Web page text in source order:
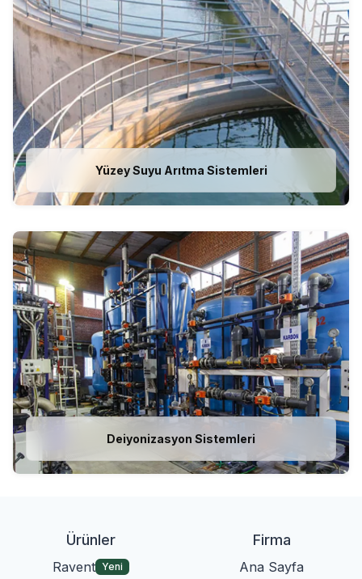
Yüzey Suyu Arıtma Sistemleri
Deiyonizasyon Sistemleri
Ürünler
Ravent Yeni
Firma
Ana Sayfa